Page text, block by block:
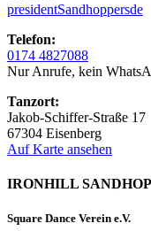
presidentSandhoppersde
Telefon:
0174 4827088
Nur Anrufe, kein
Tanzort:
Jakob-Schiffer-Straße 17
67304 Eisenberg
Auf Karte ansehen
IRONHILL
Square Dance Verein e.V.